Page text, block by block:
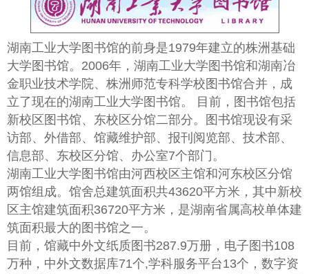
湖南工业大学图书馆的前身是1979年建立的株洲基础
大学图书馆。2006年，湖南工业大学图书馆和湖南冶
金职业技术学院、株洲师范专科学校图书馆合并，成
立了现在的湖南工业大学图书馆。 目前，图书馆包括
新校区图书馆、东校区分馆二部分。图书馆现设有采
访部、外借部、馆藏维护部、报刊阅览部、技术部、
信息部、东校区分馆、办公室7个部门。
湖南工业大学图书馆由河西校区主馆和河东校区分馆
两馆组成。馆舍总建筑面积共43620平方米，其中新校
区主馆建筑面积36720平方米，是湖南省属高校单体建
筑面积最大的图书馆之一。
目前，馆藏中外文纸质图书287.9万册，电子图书108
万种，中外文数据库71个,学科服务平台13个，数字资